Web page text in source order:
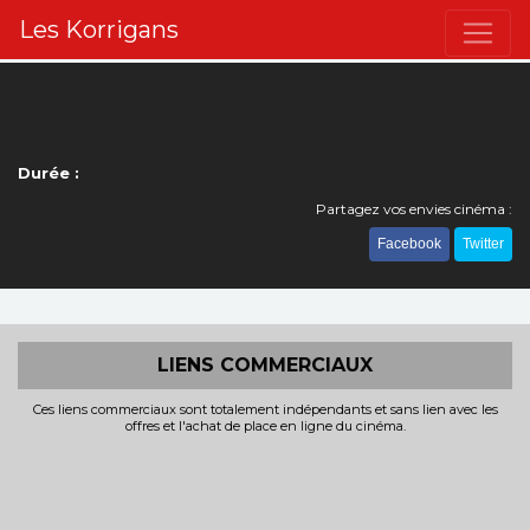
Les Korrigans
Durée :
Partagez vos envies cinéma :
Facebook Twitter
LIENS COMMERCIAUX
Ces liens commerciaux sont totalement indépendants et sans lien avec les
offres et l'achat de place en ligne du cinéma.